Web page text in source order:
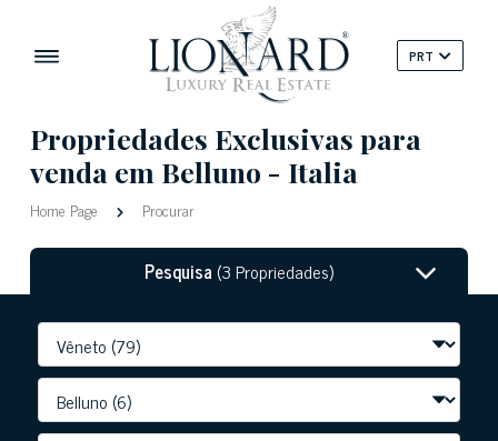
PRT
Propriedades Exclusivas para
venda em Belluno - Italia
Home Page Procurar
Pesquisa(3 Propriedades)